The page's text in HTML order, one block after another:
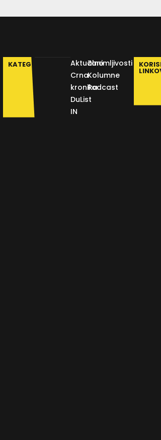
Humidity:
KATEGORIJE
Aktualno
Crna
kronika
DuList
IN
Zanimljivosti
Kolumne
Podcast